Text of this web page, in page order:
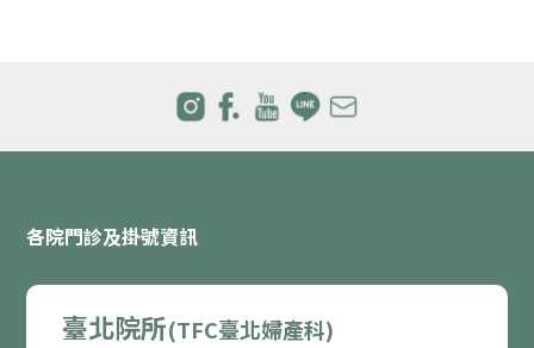
各院門診及掛號資訊
臺北院所(TFC臺北婦產科)